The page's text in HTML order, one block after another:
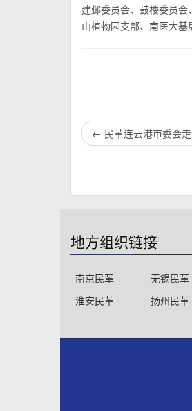
建邺委员会、鼓楼委员
山植物园支部、南医大基
← 民革连云港市委会
地方组织链接
南京民革 无锡民革
淮安民革
扬州民革